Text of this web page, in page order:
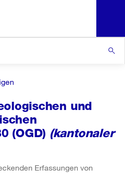
und
(OGD) (kantonaler
Erfassungen von